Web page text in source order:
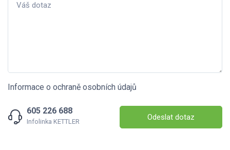
Informace o ochraně osobních údajů
605 226 688
Infolinka KETTLER Odeslat dotaz